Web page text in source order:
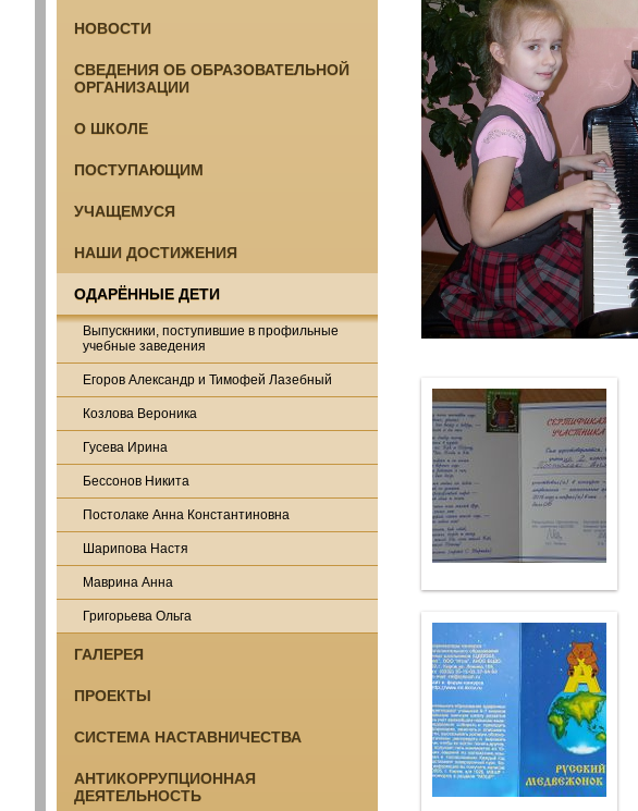
НОВОСТИ
СВЕДЕНИЯ ОБ ОБРАЗОВАТЕЛЬНОЙ
ОРГАНИЗАЦИИ
О ШКОЛЕ
ПОСТУПАЮЩИМ
УЧАЩЕМУСЯ
НАШИ ДОСТИЖЕНИЯ
ОДАРЁННЫЕ ДЕТИ
Выпускники, поступившие в профильные
учебные заведения
Егоров Александр и Тимофей Лазебный
Козлова Вероника
Гусева Ирина
Бессонов Никита
Постолаке Анна Константиновна
Шарипова Настя
Маврина Анна
Григорьева Ольга
ГАЛЕРЕЯ
ПРОЕКТЫ
СИСТЕМА НАСТАВНИЧЕСТВА
АНТИКОРРУПЦИОННАЯ
ДЕЯТЕЛЬНОСТЬ